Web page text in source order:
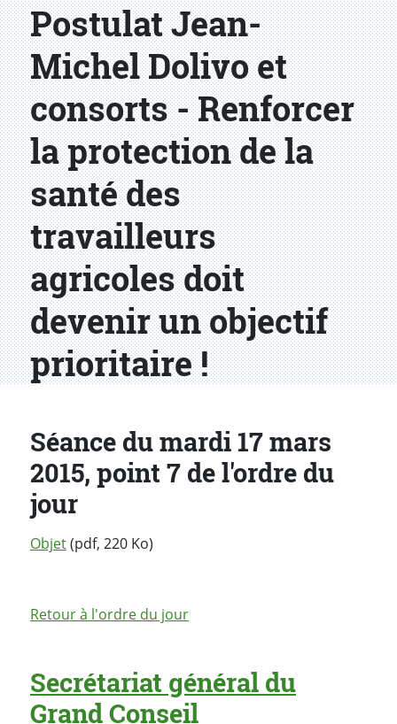
Postulat Jean-
Michel Dolivo et
consorts - Renforcer
la protection de la
santé des
travailleurs
agricoles doit
devenir un objectif
prioritaire !
Séance du mardi 17 mars
2015, point 7 de l'ordre du
jour
Objet(pdf, 220 Ko)
Retour à l'ordre du jour
Secrétariat général du
Grand Conseil